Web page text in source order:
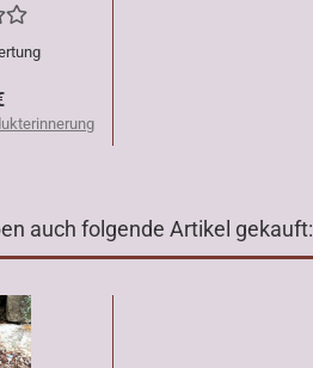
auch folgende Artikel gekauft: